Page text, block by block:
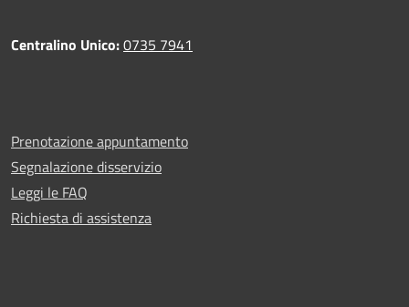
Centralino Unico:0735 7941
Prenotazione appuntamento
Segnalazione disservizio
Leggi le FAQ
Richiesta di assistenza